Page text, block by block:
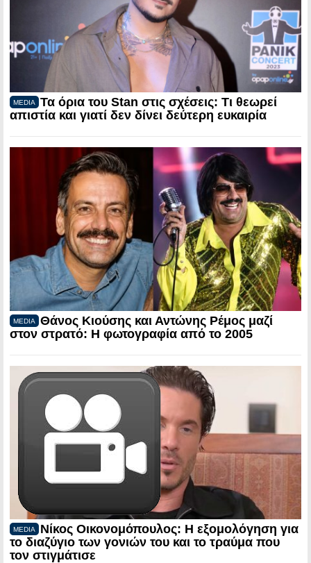
MEDIA
Τα όρια του Stan στις σχέσεις: Τι θεωρεί
απιστία και γιατί δεν δίνει δεύτερη ευκαιρία
MEDIA
Θάνος Κιούσης και Αντώνης Ρέμος μαζί
στον στρατό: Η φωτογραφία από το 2005
MEDIA
Νίκος Οικονομόπουλος: Η εξομολόγηση για
το διαζύγιο των γονιών του και το τραύμα που
τον στιγμάτισε